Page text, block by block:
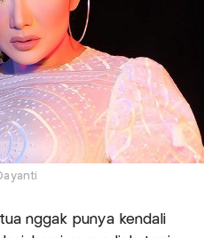
nggak punya kendali